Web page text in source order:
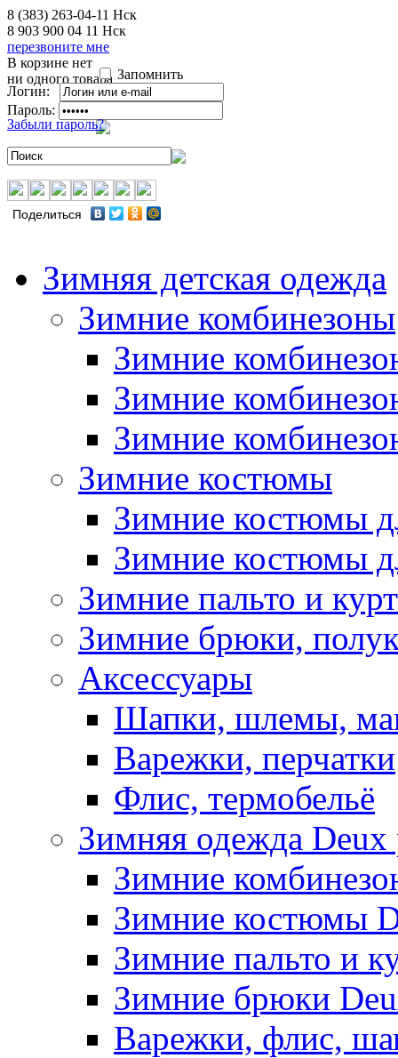
8 (383) 263-04-11 Нск
8 903 900 04 11 Нск
перезвоните мне
В корзине нет
ни одного товара Запомнить
Логин:
Пароль:
Забыли пароль?
Поделиться
Зимняя детская одежда
Зимние комбинезоны
Зимние
Зимние
Зимние
Зимние костюмы
Зимние костюмы
Зимние костюмы
Зимние пальто и
Зимние брюки,
Аксессуары
Шапки, шлемы,
Варежки, перчатки
Флис, термобельё
Зимняя одежда Deux
Зимние
Зимние костюмы
Зимние пальто и
Зимние брюки
Варежки, флис,